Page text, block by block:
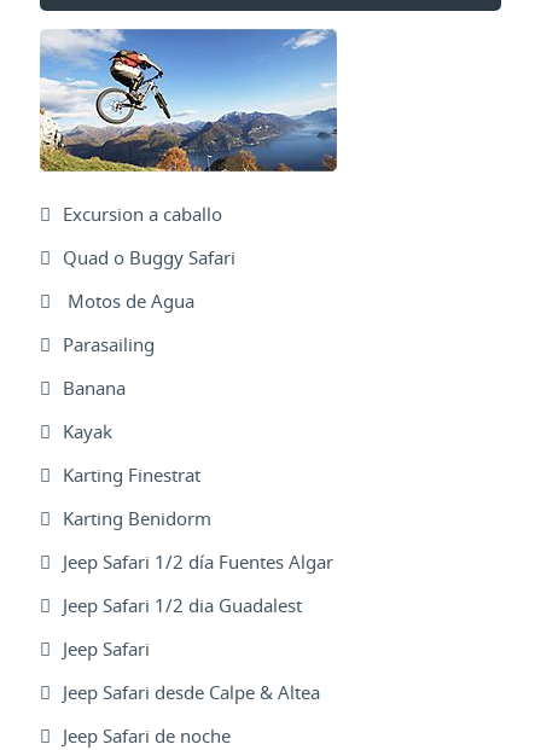
Excursion a caballo
Quad o Buggy Safari
Motos de Agua
Parasailing
Banana
Kayak
Karting Finestrat
Karting Benidorm
Jeep Safari 1/2 día Fuentes Algar
Jeep Safari 1/2 dia Guadalest
Jeep Safari
Jeep Safari desde Calpe & Altea
Jeep Safari de noche